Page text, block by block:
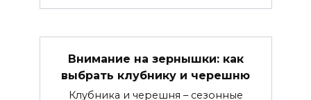
Внимание на зернышки: как
выбрать клубнику и черешню
Клубника и черешня – сезонные